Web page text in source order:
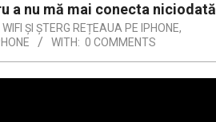
a nu mă mai conecta niciodată
ȘI ȘTERG REȚEAUA PE IPHONE,
WITH: 0 COMMENTS